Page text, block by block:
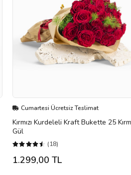
Cumartesi Ücretsiz Teslimat
Kırmızı Kurdeleli Kraft Bukette 25
Gül
(18)
1.299,00 TL